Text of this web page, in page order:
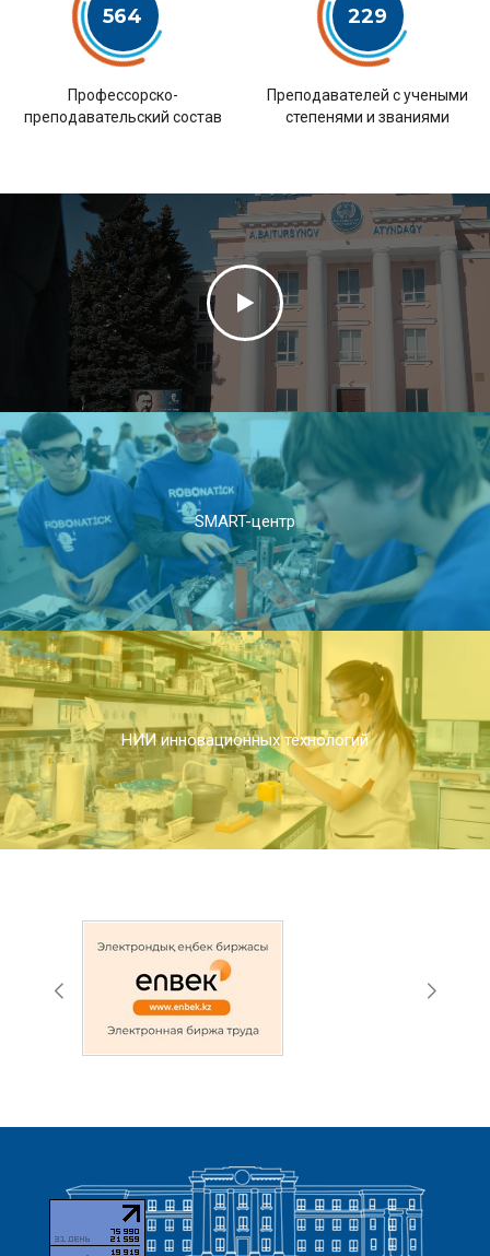
564
Профессорско-
преподавательский состав
229
Преподавателей с учеными
степенями и званиями
SMART-центр
НИИ инновационных технологий